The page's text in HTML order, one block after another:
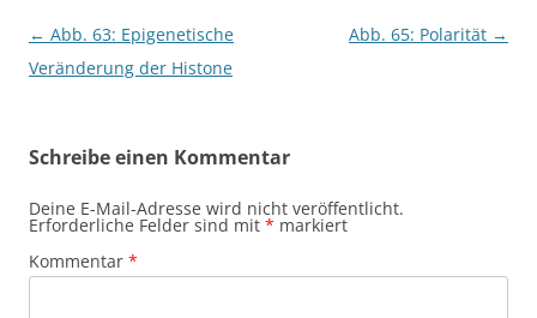
Beitragsnavigation
← Abb. 63: Epigenetische
Veränderung der Histone
Abb. 65: Polarität →
Schreibe einen Kommentar
Deine E-Mail-Adresse wird nicht veröffentlicht.
Erforderliche Felder sind mit * markiert
Kommentar *